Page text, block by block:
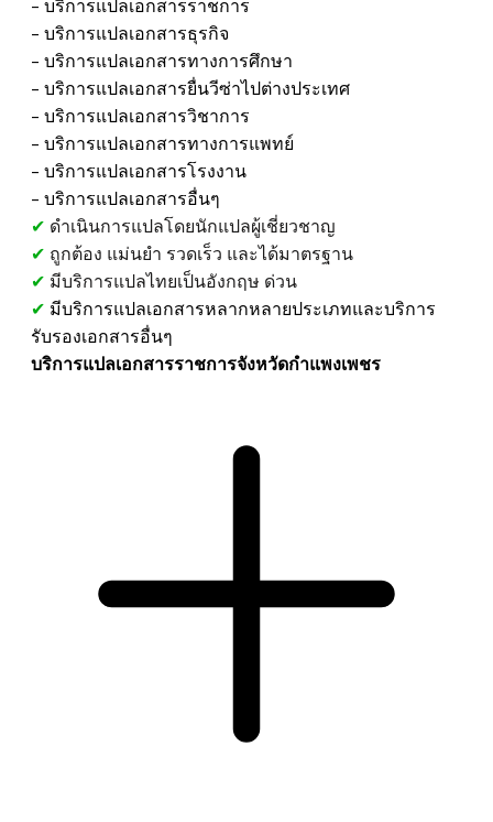
- บริการแปลเอกสารราชการ
​- บริการแปลเอกสารธุรกิจ
- บริการแปลเอกสารทางการศึกษา
​- บริการแปลเอกสารยื่นวีซ่าไปต่างประเทศ
​- บริการแปลเอกสารวิชาการ
​- บริการแปลเอกสารทางการแพทย์
- บริการแปลเอกสารโรงงาน
​- บริการแปลเอกสารอื่นๆ
✔ ดำเนินการแปลโดยนักแปลผู้เชี่ยวชาญ
✔ ถูกต้อง แม่นยำ รวดเร็ว และได้มาตรฐาน
✔ มีบริการแปลไทยเป็นอังกฤษ ด่วน
✔ มีบริการแปลเอกสารหลากหลายประเภทและบริการ
รับรองเอกสารอื่นๆ
บริการแปลเอกสารราชการจังหวัดกำแพงเพชร